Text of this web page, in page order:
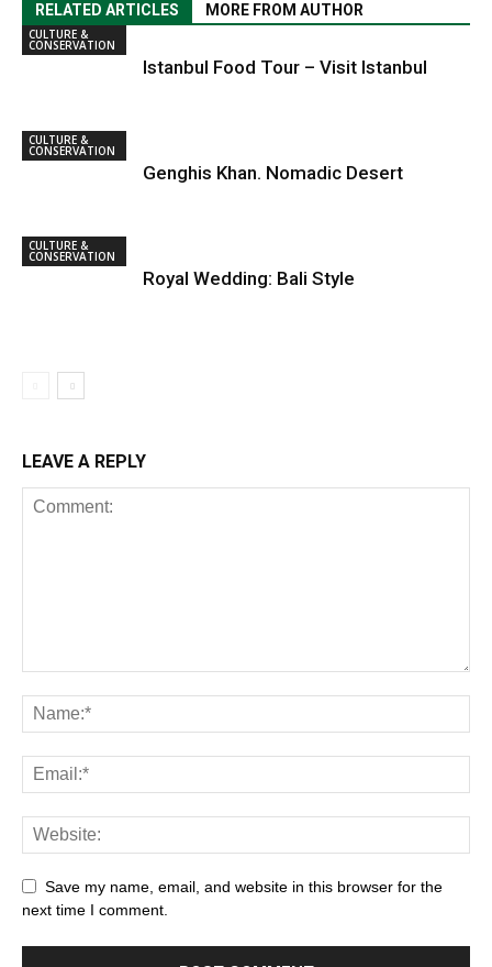
RELATED ARTICLES MORE FROM AUTHOR
CULTURE &
CONSERVATION
Istanbul Food Tour – Visit Istanbul
CULTURE &
CONSERVATION
Genghis Khan. Nomadic Desert
CULTURE &
CONSERVATION
Royal Wedding: Bali Style
LEAVE A REPLY
Save my name, email, and website in this browser for the
next time I comment.